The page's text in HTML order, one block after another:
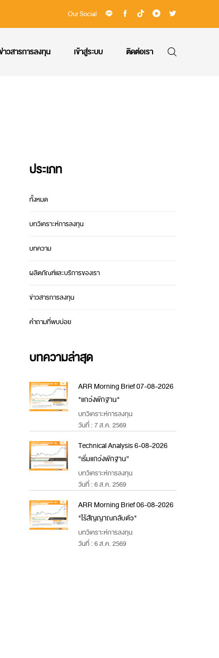
Our Social
าวสารการลงทุน เข้าสู่ระบบ ติดต่อเรา
ประเภท
ทั้งหมด
บทวิเคราะห์การลงทุน
บทความ
ผลิตภัณฑ์และบริการของเรา
ข่าวสารการลงทุน
คำถามที่พบบ่อย
บทความล่าสุด
ARR Morning Brief 07-08-2026
"แกว่งพักฐาน"
บทวิเคราะห์การลงทุน
วันที่ : 7 ส.ค. 2569
Technical Analysis 6-08-2026
“เริ่มแกว่งพักฐาน”
บทวิเคราะห์การลงทุน
วันที่ : 6 ส.ค. 2569
ARR Morning Brief 06-08-2026
"ไร้สัญญาณกลับตัว"
บทวิเคราะห์การลงทุน
วันที่ : 6 ส.ค. 2569